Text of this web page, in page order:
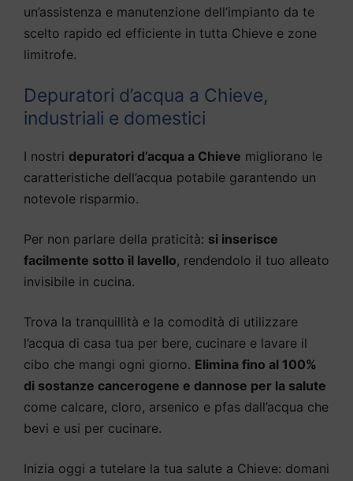
un’assistenza e manutenzione dell’impianto da te
scelto rapido ed efficiente in tutta Chieve e zone
limitrofe.
Depuratori d’acqua a Chieve,
industriali e domestici
I nostri depuratori d’acqua a Chieve migliorano le
caratteristiche dell’acqua potabile garantendo un
notevole risparmio.
Per non parlare della praticità: si inserisce
facilmente sotto il lavello, rendendolo il tuo alleato
invisibile in cucina.
Trova la tranquillità e la comodità di utilizzare
l’acqua di casa tua per bere, cucinare e lavare il
cibo che mangi ogni giorno. Elimina fino al 100%
di sostanze cancerogene e dannose per la salute
come calcare, cloro, arsenico e pfas dall’acqua che
bevi e usi per cucinare.
Inizia oggi a tutelare la tua salute a Chieve: domani